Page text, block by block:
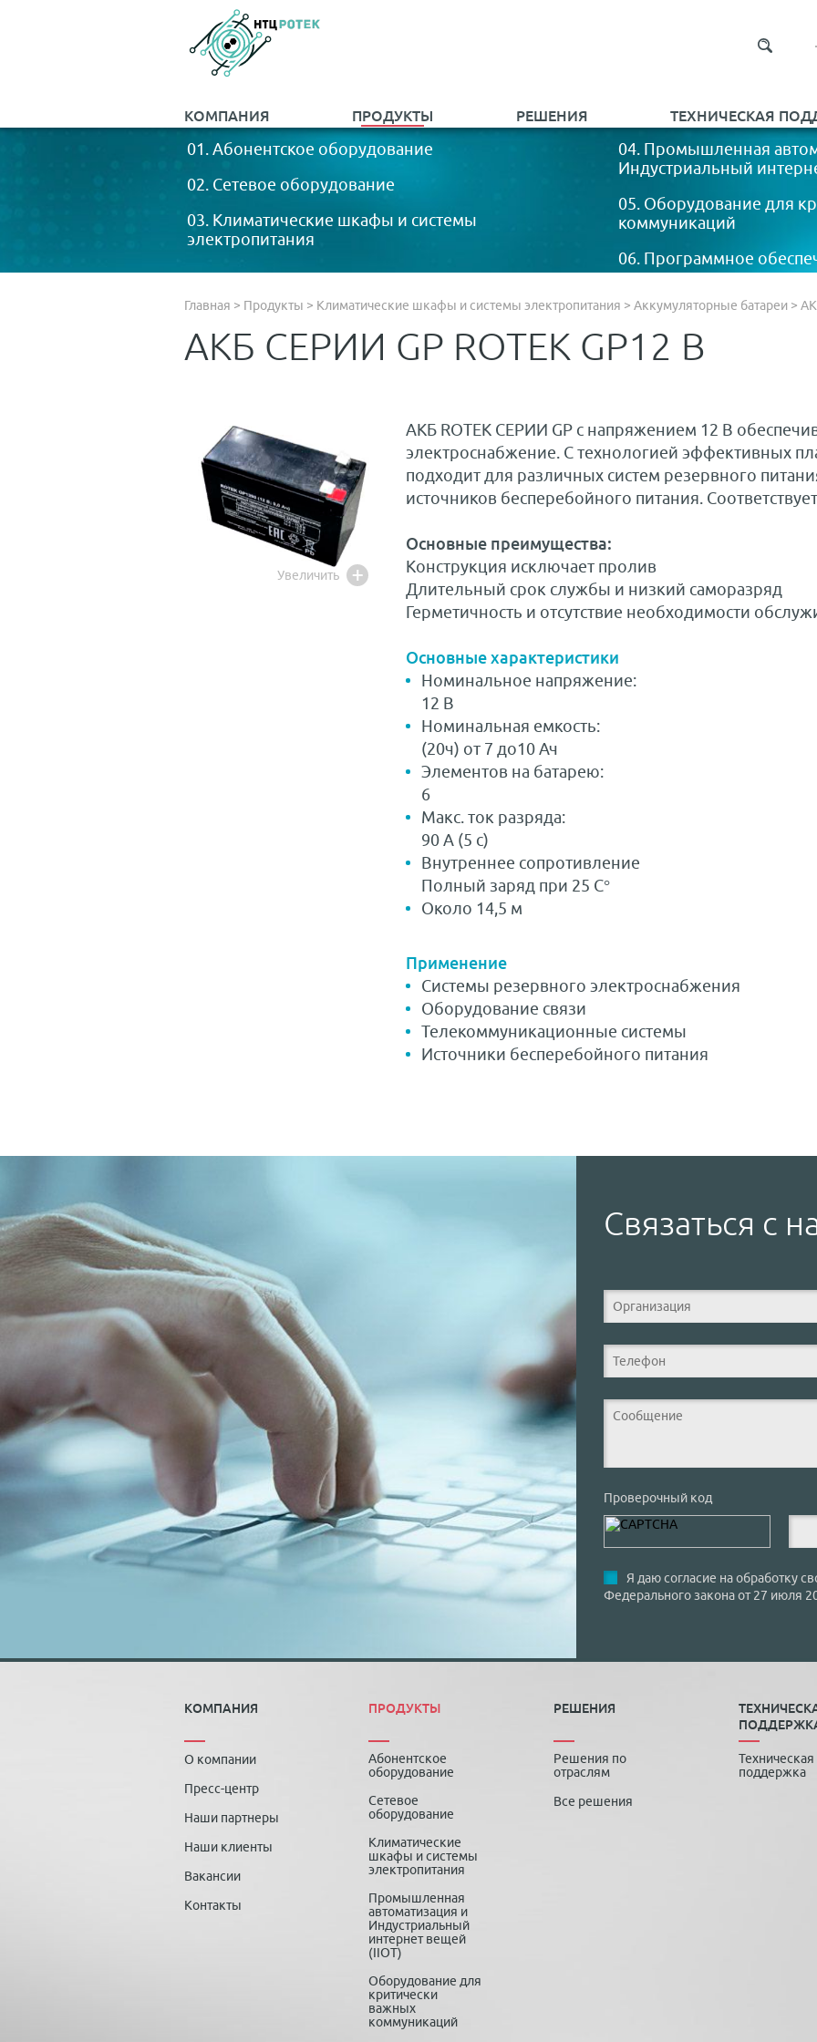
КОМПАНИЯ ПРОДУКТЫ РЕШЕНИЯ
ТЕХНИЧЕСКАЯ
01. Абонентское оборудование
02. Сетевое оборудование
03. Климатические шкафы и системы
электропитания
04. Промышленная
Индустриальный
05. Оборудование для
коммуникаций
06. Программное
Главная > Продукты > Климатические шкафы и системы электропитания > Аккумуляторные батареи >
АКБ СЕРИИ GP ROTEK GP12 В
Увеличить
АКБ ROTEK СЕРИИ GP с напряжением 12 В
электроснабжение. С технологией эффективных
подходит для различных систем резервного
источников бесперебойного питания.
Основные преимущества:
Конструкция исключает пролив
Длительный срок службы и низкий саморазряд
Герметичность и отсутствие необходимости
Основные характеристики
Номинальное напряжение:
12 В
Номинальная емкость:
(20ч) от 7 до10 Ач
Элементов на батарею:
6
Макс. ток разряда:
90 A (5 с)
Внутреннее сопротивление
Полный заряд при 25 С°
Около 14,5 м
Применение
Системы резервного электроснабжения
Оборудование связи
Телекоммуникационные системы
Источники бесперебойного питания
Связаться с
Проверочный код
Я даю согласие на обработку
Федерального закона от 27 июля
КОМПАНИЯ
О компании
Пресс-центр
Наши партнеры
Наши клиенты
Вакансии
Контакты
ПРОДУКТЫ
Абонентское
оборудование
Сетевое
оборудование
Климатические
шкафы и системы
электропитания
Промышленная
автоматизация и
Индустриальный
интернет вещей
(IIOT)
Оборудование для
критически
важных
коммуникаций
РЕШЕНИЯ
Решения по
отраслям
Все решения
Техническая
поддержка